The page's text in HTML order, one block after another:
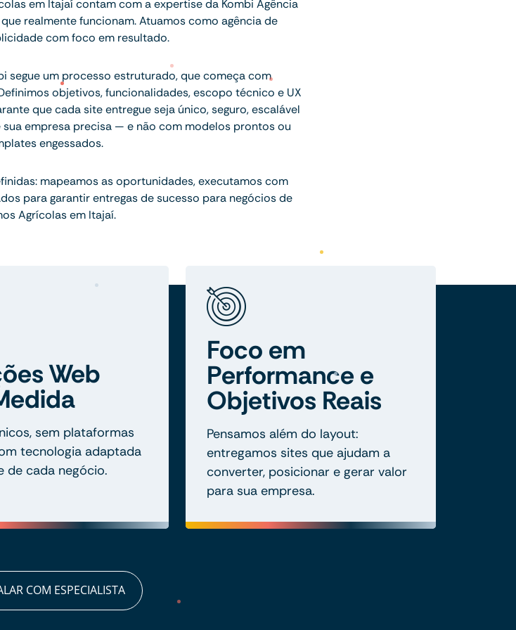
em Itajaí contam com a expertise da Kombi Agência
realmente funcionam. Atuamos como agência de
com foco em resultado.
segue um processo estruturado, que começa com
objetivos, funcionalidades, escopo técnico e UX
que cada site entregue seja único, seguro, escalável
empresa precisa — e não com modelos prontos ou
engessados.
mapeamos as oportunidades, executamos com
para garantir entregas de sucesso para negócios de
Agrícolas em Itajaí.
Web
sem plataformas
tecnologia adaptada
de cada negócio.
Foco em
Performance e
Objetivos Reais
Pensamos além do layout:
entregamos sites que ajudam a
converter, posicionar e gerar valor
para sua empresa.
COM ESPECIALISTA